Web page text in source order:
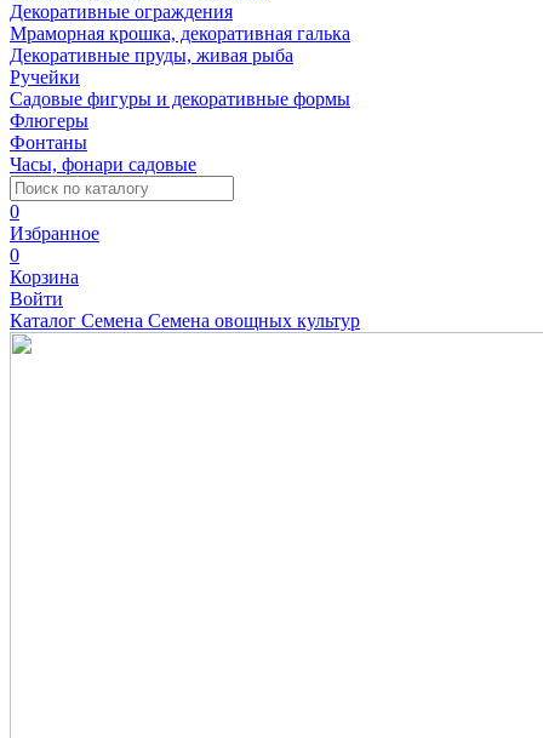
Декоративные ограждения
Мраморная крошка, декоративная галька
Декоративные пруды, живая рыба
Ручейки
Садовые фигуры и декоративные формы
Флюгеры
Фонтаны
Часы, фонари садовые
0
Избранное
0
Корзина
Войти
Каталог Семена Семена овощных культур